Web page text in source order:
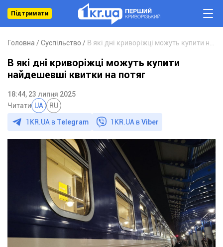
Підтримати
Головна Суспільство
В які дні криворіжці можуть купити
найдешевші квитки на потяг
18:44, 23 липня 2025
Читати UA RU
1KR.UA в Telegram 1KR.UA вViber